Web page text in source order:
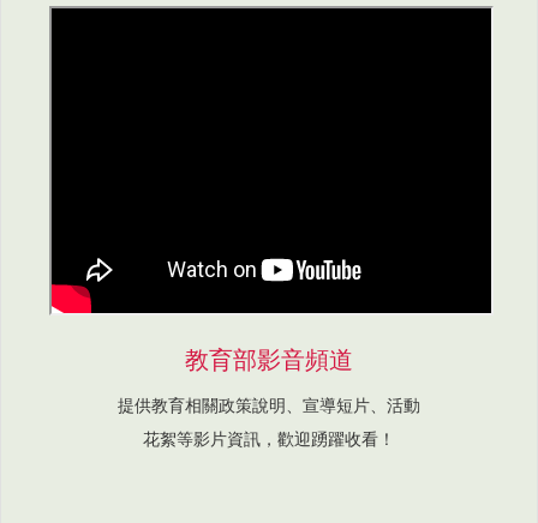
教育部影音頻道
提供教育相關政策說明、宣導短片、活動
花絮等影片資訊，歡迎踴躍收看！